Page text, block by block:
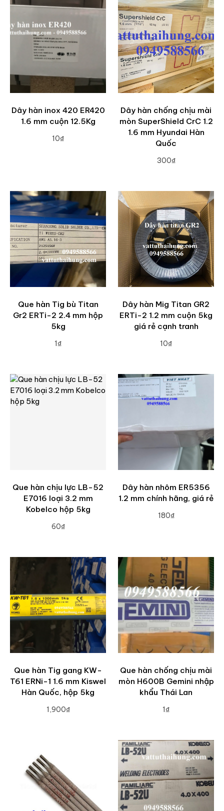
Dây hàn inox 420 ER420
1.6 mm cuộn 12.5Kg
10₫
Dây hàn chống chịu mài
mòn SuperShield CrC 1.2
1.6 mm Hyundai Hàn
Quốc
300₫
Que hàn Tig bù Titan
Gr2 ERTi-2 2.4 mm hộp
5kg
1₫
Dây hàn Mig Titan GR2
ERTi-2 1.2 mm cuộn 5kg
giá rẻ cạnh tranh
10₫
Que hàn chịu lực LB-52
E7016 loại 3.2 mm
Kobelco hộp 5kg
60₫
Dây hàn nhôm ER5356
1.2 mm chính hãng, giá rẻ
180₫
Que hàn Tig gang KW-
T61 ERNi-1 1.6 mm Kiswel
Hàn Quốc, hộp 5kg
1,900₫
Que hàn chống chịu mài
mòn H600B Gemini nhập
khẩu Thái Lan
1₫